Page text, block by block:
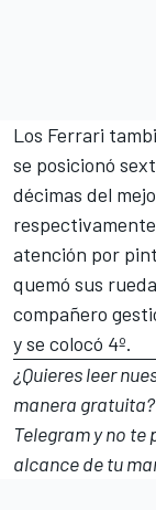
Los Ferrari
se posicionó
décimas del
atención por
quemó sus
compañero
y se colocó 4º.
¿Quieres leer
manera
Telegramy no te
alcance de tu